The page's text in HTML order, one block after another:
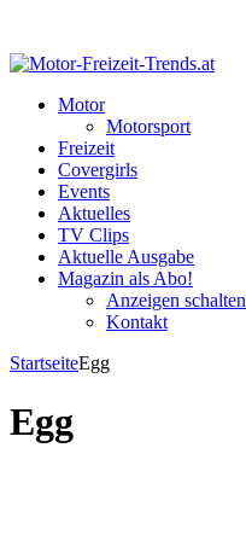
Motor
Motorsport
Freizeit
Covergirls
Events
Aktuelles
TV Clips
Aktuelle Ausgabe
Magazin als Abo!
Anzeigen schalten
Kontakt
StartseiteEgg
Egg